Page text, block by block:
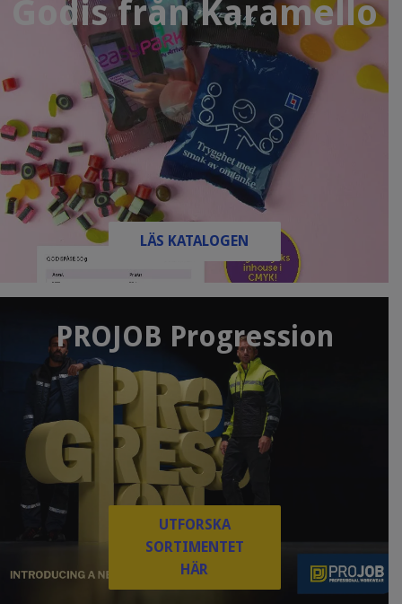
Godis från Karamello
LÄS KATALOGEN
PROJOB Progression
UTFORSKA
SORTIMENTET
HÄR